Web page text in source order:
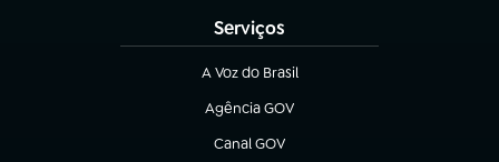
Serviços
A Voz do Brasil
(abre em nova aba)
Agência GOV
(abre em nova aba)
Canal GOV
(abre em nova aba)